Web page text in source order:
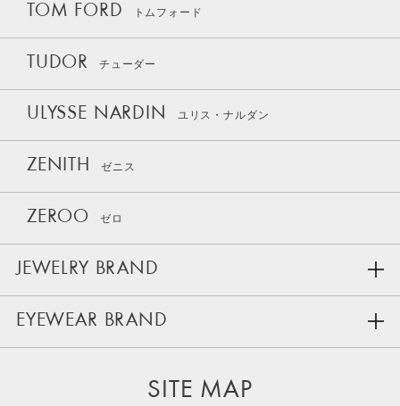
TOM FORD トムフォード
TUDOR チューダー
ULYSSE NARDIN ユリス・ナルダン
ZENITH ゼニス
ZEROO ゼロ
JEWELRY BRAND
EYEWEAR BRAND
SITE MAP